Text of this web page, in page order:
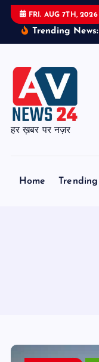
FRI. AUG 7TH, 2026
Trending News:
हर ख़बर पर नज़र
Home Trending